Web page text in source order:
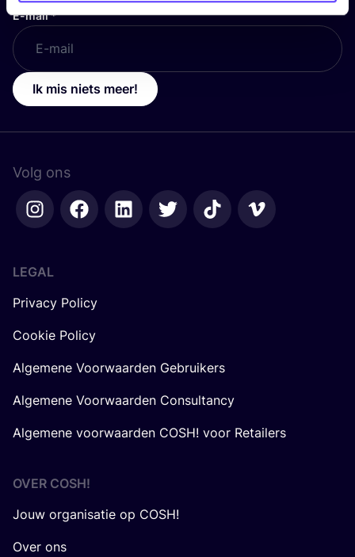
E-mail*
Ik mis niets meer!
Volg ons
LEGAL
Privacy Policy
Cookie Policy
Algemene Voorwaarden Gebruikers
Algemene Voorwaarden Consultancy
Algemene voorwaarden COSH! voor Retailers
OVER COSH!
Jouw organisatie op COSH!
Over ons